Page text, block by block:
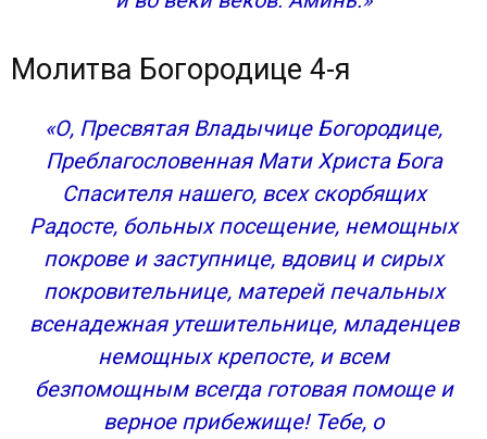
Молитва Богородице 4-я
«О, Пресвятая Владычице Богородице,
Преблагословенная Мати Христа Бога
Спасителя нашего, всех скорбящих
Радосте, больных посещение, немощных
покрове и заступнице, вдовиц и сирых
покровительнице, матерей печальных
всенадежная утешительнице, младенцев
немощных крепосте, и всем
безпомощным всегда готовая помоще и
верное прибежище! Тебе, о